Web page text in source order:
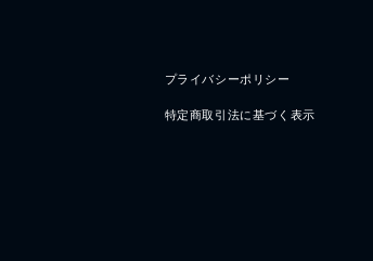
プライバシーポリシー
特定商取引法に基づく表示